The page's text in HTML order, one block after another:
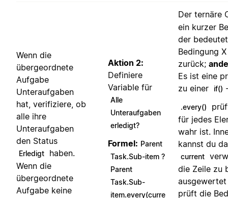
Wenn die
übergeordnete
Aufgabe
Unteraufgaben
hat, verifiziere, ob
alle ihre
Unteraufgaben
den Status
Erledigt
haben.
Wenn die
übergeordnete
Aufgabe keine
Aktion 2:
Definiere
Variable für
Alle
Unteraufgaben
erledigt?
Formel: Parent
Task.Sub-item ?
Parent
Task.Sub-
item.every(curre
Der ternäre
ein kurzer
der
Bedingung
zurück;
Es ist eine
zu einer
if()
.every()
für jedes
wahr ist.
kannst du
current
die Zeile zu
prüft die